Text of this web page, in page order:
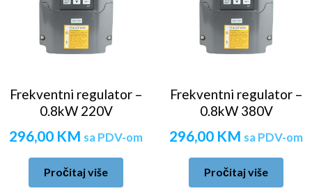
Frekventni regulator –
0.8kW 220V
296,00 KM sa PDV-om
Pročitaj više
Frekventni regulator –
0.8kW 380V
296,00 KM sa PDV-om
Pročitaj više